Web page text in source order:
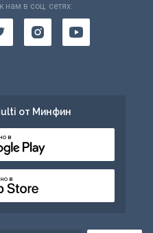
нам в соц. сетях:
от Минфин
в
в